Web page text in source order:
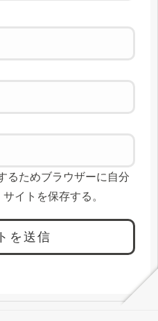
るためブラウザーに自分
イトを保存する。